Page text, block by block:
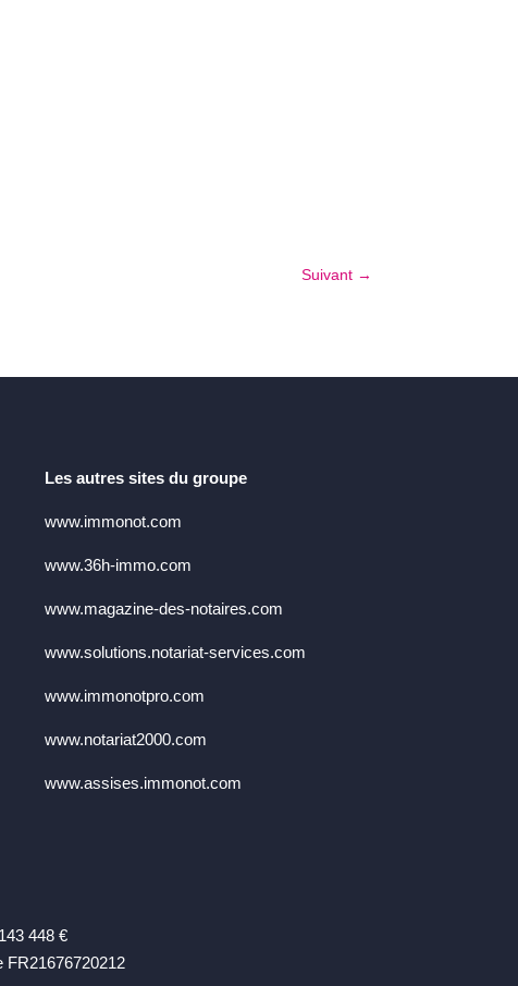
Suivant→
Les autres sites du groupe
www.immonot.com
www.36h-immo.com
www.magazine-des-notaires.com
www.solutions.notariat-services.com
www.immonotpro.com
www.notariat2000.com
www.assises.immonot.com
448 €
FR21676720212